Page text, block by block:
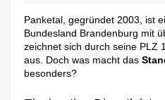
Panketal, gegründet 2003, ist
Bundesland Brandenburg mit
zeichnet sich durch seine PLZ
aus. Doch was macht das
besonders?